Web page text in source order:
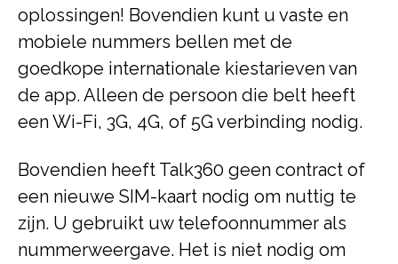
oplossingen! Bovendien kunt u vaste en
mobiele nummers bellen met de
goedkope internationale kiestarieven van
de app. Alleen de persoon die belt heeft
een Wi-Fi, 3G, 4G, of 5G verbinding nodig.
Bovendien heeft Talk360 geen contract of
een nieuwe SIM-kaart nodig om nuttig te
zijn. U gebruikt uw telefoonnummer als
nummerweergave. Het is niet nodig om